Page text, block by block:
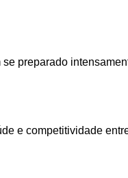
preparado
e competitividade